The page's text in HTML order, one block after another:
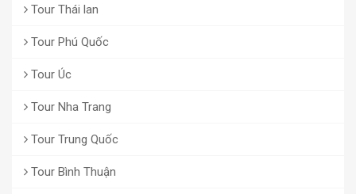
Tour Thái lan
Tour Phú Quốc
Tour Úc
Tour Nha Trang
Tour Trung Quốc
Tour Bình Thuận